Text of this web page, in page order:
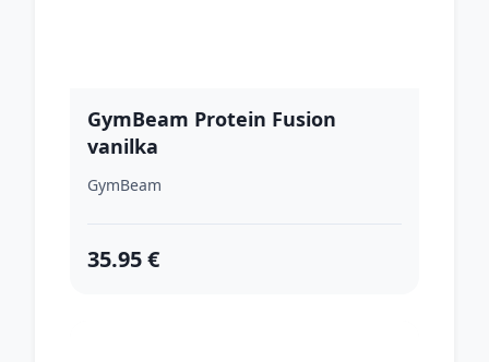
GymBeam Protein Fusion
vanilka
GymBeam
35.95 €